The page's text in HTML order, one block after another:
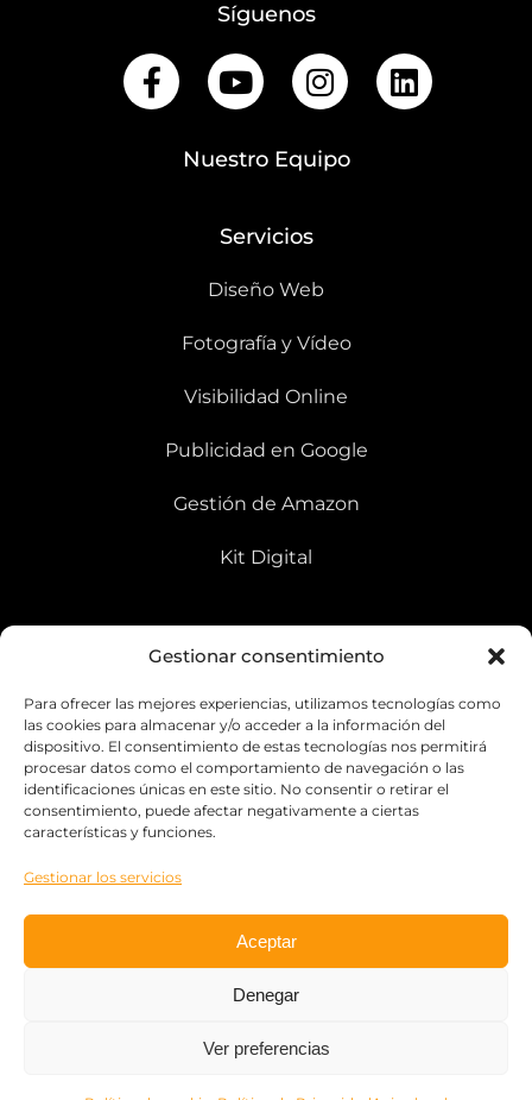
Gestionar consentimiento
Para ofrecer las mejores experiencias, utilizamos tecnologías como
las cookies para almacenar y/o acceder a la información del
dispositivo. El consentimiento de estas tecnologías nos permitirá
procesar datos como el comportamiento de navegación o las
identificaciones únicas en este sitio. No consentir o retirar el
consentimiento, puede afectar negativamente a ciertas
características y funciones.
Gestionar los servicios
Aceptar
Denegar
Ver preferencias
Síguenos
Nuestro Equipo
Servicios
Diseño Web
Fotografía y Vídeo
Visibilidad Online
Publicidad en Google
Gestión de Amazon
Kit Digital
Contacto
Escríbenos
C/ Pollensa 4, Plta Baja, Oficina 6
Las Rozas De Madrid
Política de cookies